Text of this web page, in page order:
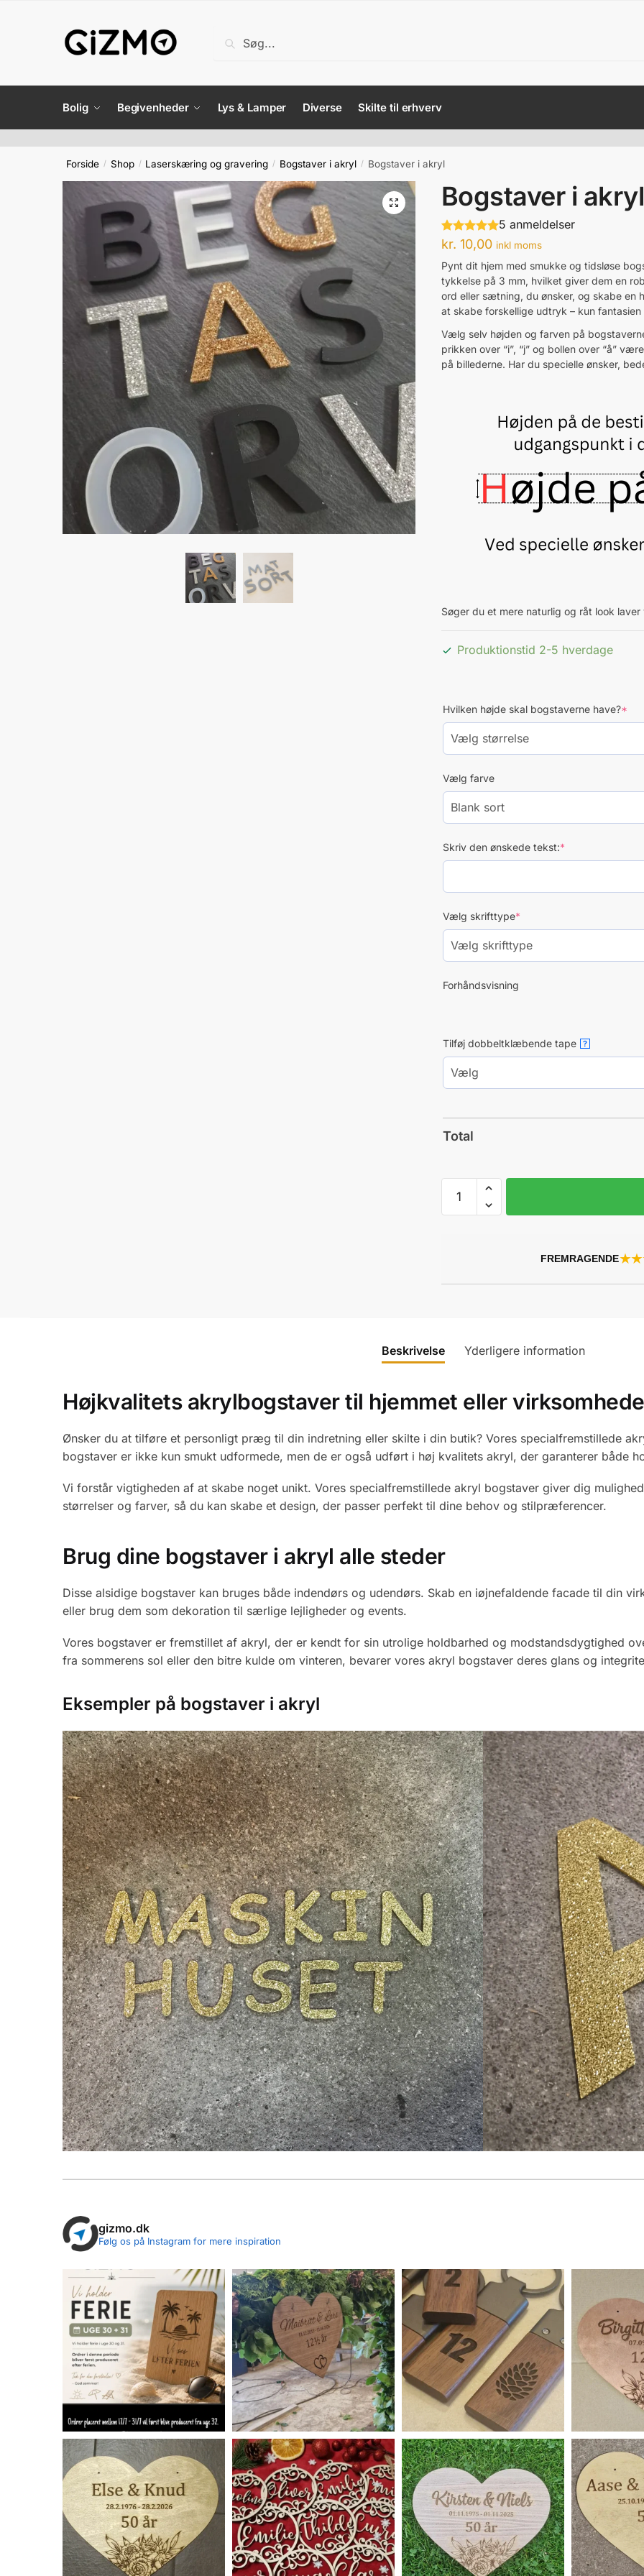
efter:
Søg
Bolig Begivenheder Lys & Lamper Diverse Skilte til erhverv
Forside / Shop / Laserskæring og gravering / Bogstaver i akryl / Bogstaver i akryl
Bogstaver i akryl
5 anmeldelser
kr. 10,00 inkl moms
Pynt dit hjem med smukke og tidsløse
tykkelse på 3 mm, hvilket giver dem en
ord eller sætning, du ønsker, og skabe en
at skabe forskellige udtryk – kun
Vælg selv højden og farven på
prikken over “i”, “j” og bollen over “å”
på billederne. Har du specielle ønsker,
Søger du et mere naturlig og råt look laver
Produktionstid 2-5 hverdage
Hvilken højde skal bogstaverne have?*
Vælg farve
Skriv den ønskede tekst:*(required)
Vælg skrifttype*(required)
Forhåndsvisning
Tilføj dobbeltklæbende tape ?
Total
Bogstaver
FREMRAGENDE
Beskrivelse Yderligere information
Højkvalitets akrylbogstaver til hjemmet eller
Ønsker du at tilføre et personligt præg til din indretning eller skilte i din butik? Vores specialfremstillede
bogstaver er ikke kun smukt udformede, men de er også udført i høj kvalitets akryl, der garanterer både
Vi forstår vigtigheden af at skabe noget unikt. Vores specialfremstillede akryl bogstaver giver dig
størrelser og farver, så du kan skabe et design, der passer perfekt til dine behov og stilpræferencer.
Brug dine bogstaver i akryl alle steder
Disse alsidige bogstaver kan bruges både indendørs og udendørs. Skab en iøjnefaldende facade til din
eller brug dem som dekoration til særlige lejligheder og events.
Vores bogstaver er fremstillet af akryl, der er kendt for sin utrolige holdbarhed og modstandsdygtighed
fra sommerens sol eller den bitre kulde om vinteren, bevarer vores akryl bogstaver deres glans og
Eksempler på bogstaver i akryl
gizmo.dk
Følg os på Instagram for mere inspiration